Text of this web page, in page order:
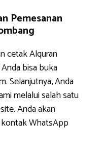
Pemesanan
cetak Alquran
Anda bisa buka
Selanjutnya, Anda
melalui salah satu
Anda akan
WhatsApp